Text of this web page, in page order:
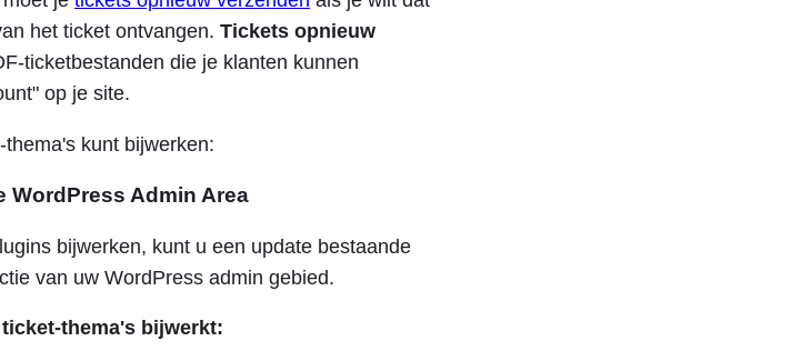
het ticket ontvangen. Tickets opnieuw
ticketbestanden die je klanten kunnen
op je site.
kunt bijwerken:
WordPress Admin Area
bijwerken, kunt u een update bestaande
van uw WordPress admin gebied.
thema's bijwerkt: